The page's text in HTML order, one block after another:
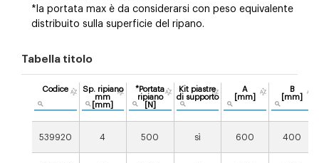
*la portata max è da considerarsi con peso equivalente
distribuito sulla superficie del ripano.
Tabella titolo
Codice
Sp. ripiano
mm
[mm]
*Portata
ripiano
[N]
Kit piastre
di supporto
A
[mm]
B
[mm]
539920 4 500 sì 600 400